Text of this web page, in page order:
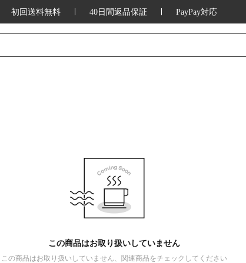
初回送料無料 40日間返品保証 PayPay対応
この商品はお取り扱いしていません
この商品はお取り扱いしていません、関連商品をチェックしてください